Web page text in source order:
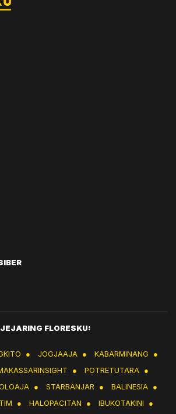
JEJARING FLORESKU:
● JOGJAAJA ● KABARMINANG
●
● POTRETUTARA ●
● STARBANJAR ● BALINESIA ●
● HALOPACITAN ● IBUKOTAKINI ●